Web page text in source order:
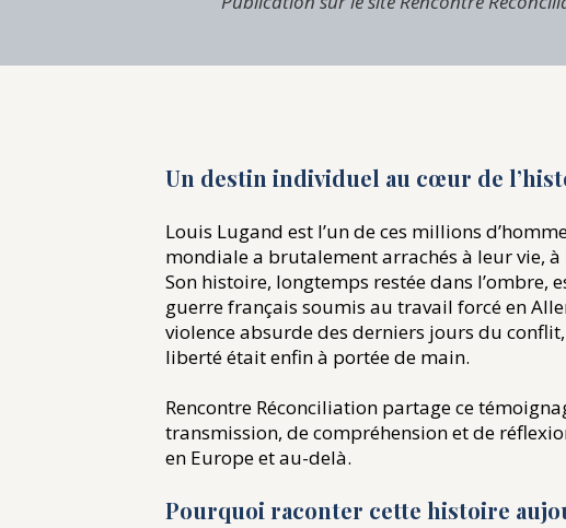
Un destin individuel au cœur de
​Louis Lugand est l’un de ces millions
mondiale a brutalement arrachés à leur vie,
Son histoire, longtemps restée dans l’ombre,
guerre français soumis au travail forcé en
violence absurde des derniers jours du
liberté était enfin à portée de main.
Rencontre Réconciliation partage ce
transmission, de compréhension et de
en Europe et au-delà.
​Pourquoi raconter cette histoire